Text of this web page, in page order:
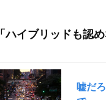
「ハイブリッドも認